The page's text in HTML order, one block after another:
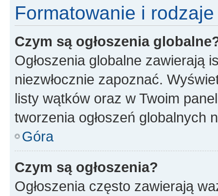
Formatowanie i
Czym są ogłoszenia
Ogłoszenia globalne zawierają
niezwłocznie zapoznać.
listy wątków oraz w Twoim
tworzenia ogłoszeń globalnych
Góra
Czym są ogłoszenia?
Ogłoszenia często zawierają